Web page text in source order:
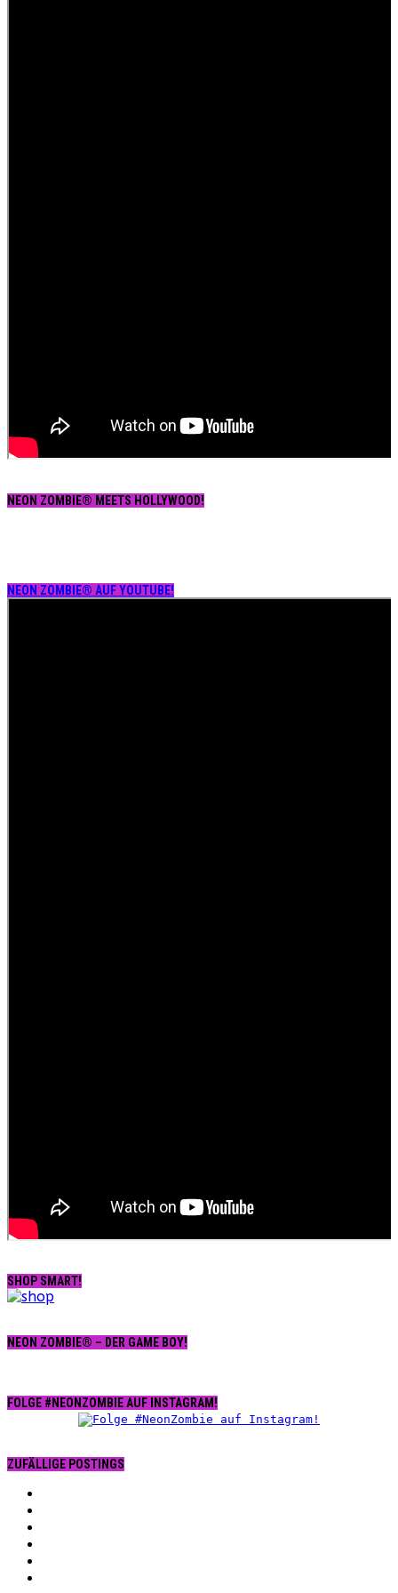
NEON ZOMBIE® MEETS HOLLYWOOD!
NEON ZOMBIE® AUF YOUTUBE!
SHOP SMART!
NEON ZOMBIE® – DER GAME BOY!
FOLGE #NEONZOMBIE AUF INSTAGRAM!
ZUFÄLLIGE POSTINGS